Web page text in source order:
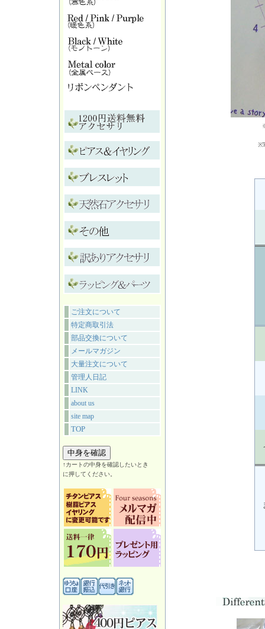
ご注文について
特定商取引法
部品交換について
メールマガジン
大量注文について
管理人日記
LINK
about us
site map
TOP
↑カートの中身を確認したいとき
に押してください。
※